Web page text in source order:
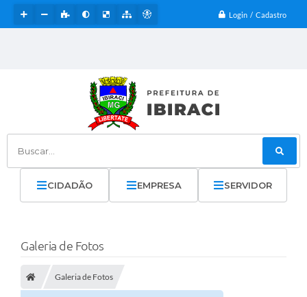
Login / Cadastro
Buscar...
CIDADÃO EMPRESA SERVIDOR
Galeria de Fotos
Galeria de Fotos